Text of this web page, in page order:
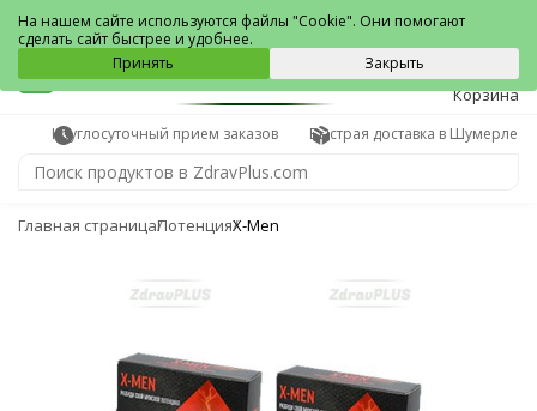
Шумерля
0
Корзина
Круглосуточный прием заказов Быстрая доставка в Шумерле
Главная страницаПотенцияX-Men
На нашем сайте используются файлы "Cookie". Они помогают
сделать сайт быстрее и удобнее.
Принять
Закрыть